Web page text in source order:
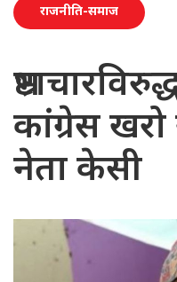
राजनीति-समाज
कांग्रेस
नेता केसी